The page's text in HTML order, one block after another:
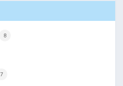
8
7